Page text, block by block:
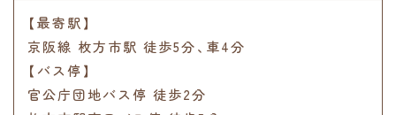
【最寄駅】
京阪線 枚方市駅 徒歩5分､車4分
【バス停】
官公庁団地バス停 徒歩2分